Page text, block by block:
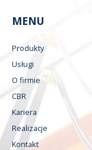
MENU
Produkty
Usługi
O firmie
CBR
Kariera
Realizacje
Kontakt